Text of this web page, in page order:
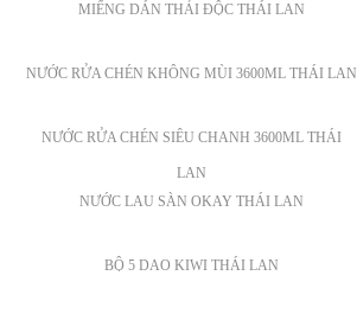
MIẾNG DÁN THẢI ĐỘC THÁI LAN
NƯỚC RỬA CHÉN KHÔNG MÙI 3600ML THÁI LAN
NƯỚC RỬA CHÉN SIÊU CHANH 3600ML THÁI
LAN
NƯỚC LAU SÀN OKAY THÁI LAN
BỘ 5 DAO KIWI THÁI LAN